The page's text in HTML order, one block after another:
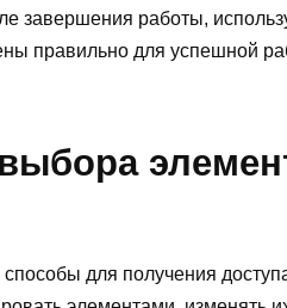
завершения работы,
правильно для успешной
для получения